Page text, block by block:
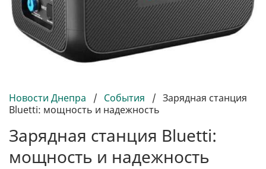
Новости Днепра / События / Зарядная станция
Bluetti: мощность и надежность
Зарядная станция Bluetti:
мощность и надежность